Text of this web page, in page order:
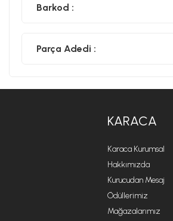
Barkod :
Parça Adedi :
KARACA
Karaca Kurumsal
Hakkımızda
Kurucudan Mesaj
Ödüllerimiz
Mağazalarımız